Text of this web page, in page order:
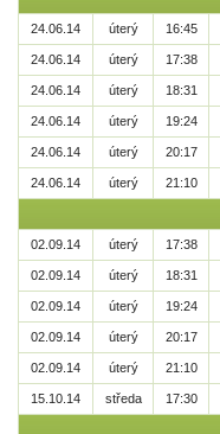
24.06.14 úterý 16:45
24.06.14 úterý 17:38
24.06.14 úterý 18:31
24.06.14 úterý 19:24
24.06.14 úterý 20:17
24.06.14 úterý 21:10
02.09.14 úterý 17:38
02.09.14 úterý 18:31
02.09.14 úterý 19:24
02.09.14 úterý 20:17
02.09.14 úterý 21:10
15.10.14 středa 17:30